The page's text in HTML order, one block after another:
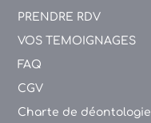
PRENDRE RDV
VOS TEMOIGNAGES
FAQ
CGV
Charte de déontologie